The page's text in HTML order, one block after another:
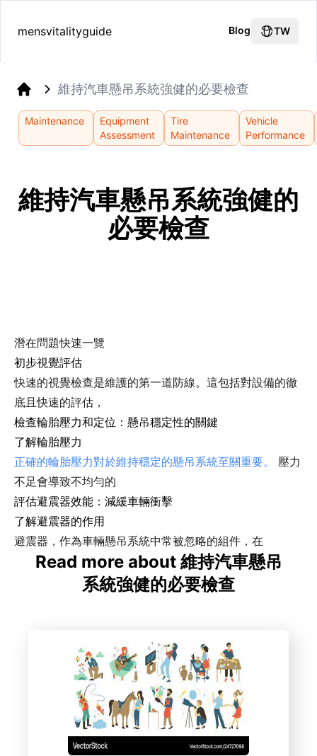
mensvitalityguide Blog TW
維持汽車懸吊系統強健的必要檢查
Maintenance
Equipment
Assessment
Tire
Maintenance
Vehicle
Performance
維持汽車懸吊系統強健的
必要檢查
潛在問題快速一覽
初步視覺評估
快速的視覺檢查是維護的第一道防線。這包括對設備的徹
底且快速的評估，
檢查輪胎壓力和定位：懸吊穩定性的關鍵
了解輪胎壓力
正確的輪胎壓力對於維持穩定的懸吊系統至關重要。
壓力
不足會導致不均勻的
評估避震器效能：減緩車輛衝擊
了解避震器的作用
避震器，作為車輛懸吊系統中常被忽略的組件，在
Read more about 維持汽車懸吊
系統強健的必要檢查